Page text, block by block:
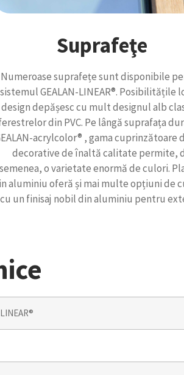
Suprafeţe
Numeroase suprafețe sunt disponibile
sistemul GEALAN-LINEAR®. Posibilitățile
design depășesc cu mult designul alb
din PVC. Pe lângă suprafața
acrylcolor® , gama cuprinzătoare
decorative de înaltă calitate permite,
o varietate enormă de culori.
aluminiu oferă și mai multe opțiuni de
cu un finisaj nobil din aluminiu pentru